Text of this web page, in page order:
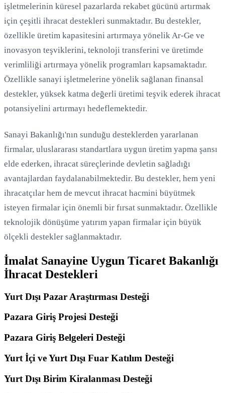
işletmelerinin küresel pazarlarda rekabet gücünü artırmak
için çeşitli ihracat destekleri sunmaktadır. Bu destekler,
özellikle üretim kapasitesini artırmaya yönelik Ar-Ge ve
inovasyon teşviklerini, teknoloji transferini ve üretimde
verimliliği artırmaya yönelik programları kapsamaktadır.
Özellikle sanayi işletmelerine yönelik sağlanan finansal
destekler, yüksek katma değerli üretimi teşvik ederek ihracat
potansiyelini artırmayı hedeflemektedir.
Sanayi Bakanlığı'nın sunduğu desteklerden yararlanan
firmalar, uluslararası standartlara uygun üretim yapma şansı
elde ederken, ihracat süreçlerinde devletin sağladığı
avantajlardan faydalanabilmektedir. Bu destekler, hem yeni
ihracatçılar hem de mevcut ihracat hacmini büyütmek
isteyen firmalar için önemli bir fırsat sunmaktadır. Özellikle
teknolojik dönüşüme yatırım yapan firmalar için büyük
ölçekli destekler sağlanmaktadır.
İmalat Sanayine Uygun Ticaret Bakanlığı
İhracat Destekleri
Yurt Dışı Pazar Araştırması Desteği
Pazara Giriş Projesi Desteği
Pazara Giriş Belgeleri Desteği
Yurt İçi ve Yurt Dışı Fuar Katılım Desteği
Yurt Dışı Birim Kiralanması Desteği